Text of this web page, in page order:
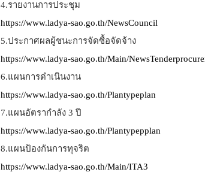
4.รายงานการประชุม
https://www.ladya-sao.go.th/NewsCouncil
5.ประกาศผลผู้ชนะการจัดซื้อจัดจ้าง
https://www.ladya-sao.go.th/Main/
6.แผนการดำเนินงาน
https://www.ladya-sao.go.th/Plantypeplan
7.แผนอัตรากำลัง 3 ปี
https://www.ladya-sao.go.th/Plantypepplan
8.แผนป้องกันการทุจริต
https://www.ladya-sao.go.th/Main/ITA3